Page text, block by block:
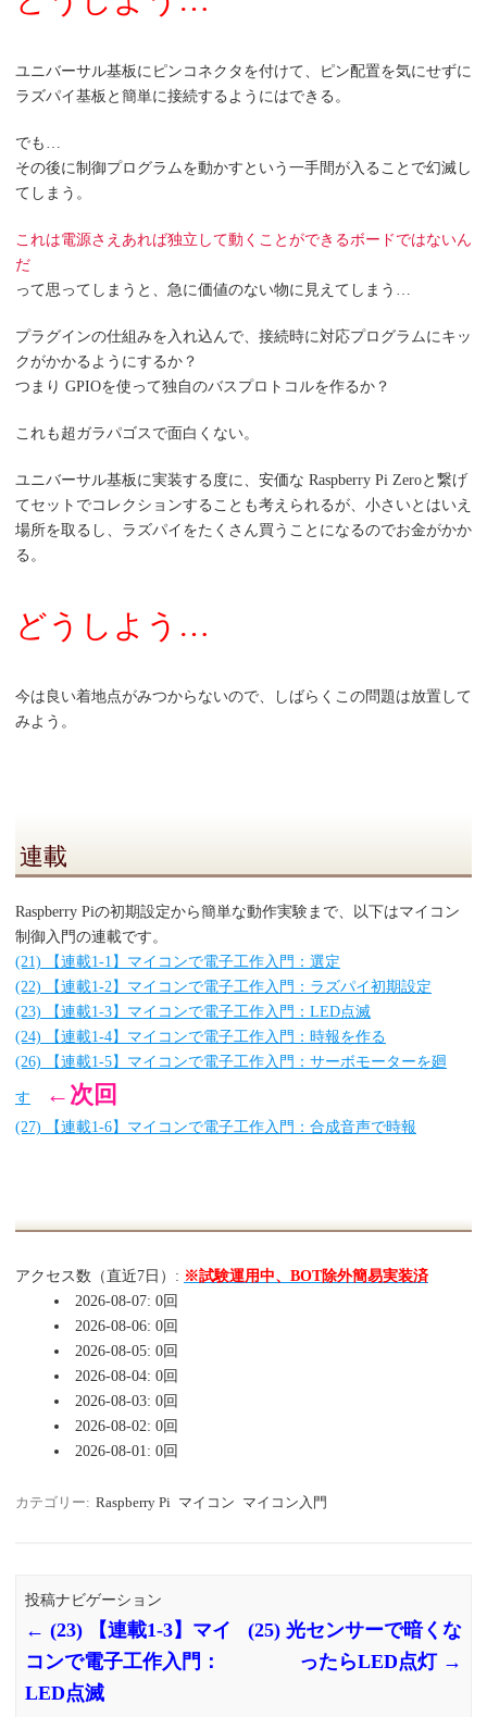
ユニバーサル基板にピンコネクタを付けて、ピン配置を気にせずに
ラズパイ基板と簡単に接続するようにはできる。
でも…
その後に制御プログラムを動かすという一手間が入ることで幻滅し
てしまう。
これは電源さえあれば独立して動くことができるボードではないん
だ
って思ってしまうと、急に価値のない物に見えてしまう…
プラグインの仕組みを入れ込んで、接続時に対応プログラムにキッ
クがかかるようにするか？
つまり GPIOを使って独自のバスプロトコルを作るか？
これも超ガラパゴスで面白くない。
ユニバーサル基板に実装する度に、安価な Raspberry Pi Zeroと繋げ
てセットでコレクションすることも考えられるが、小さいとはいえ
場所を取るし、ラズパイをたくさん買うことになるのでお金がかか
る。
どうしよう…
今は良い着地点がみつからないので、しばらくこの問題は放置して
みよう。
連載
Raspberry Piの初期設定から簡単な動作実験まで、以下はマイコン
制御入門の連載です。
(21) 【連載1-1】マイコンで電子工作入門：選定
(22) 【連載1-2】マイコンで電子工作入門：ラズパイ初期設定
(23) 【連載1-3】マイコンで電子工作入門：LED点滅
(24) 【連載1-4】マイコンで電子工作入門：時報を作る
(26) 【連載1-5】マイコンで電子工作入門：サーボモーターを廻
す ←次回
(27) 【連載1-6】マイコンで電子工作入門：合成音声で時報
アクセス数（直近7日）: ※試験運用中、BOT除外簡易実装済
2026-08-07: 0回
2026-08-06: 0回
2026-08-05: 0回
2026-08-04: 0回
2026-08-03: 0回
2026-08-02: 0回
2026-08-01: 0回
カテゴリー: Raspberry Pi マイコン マイコン入門
投稿ナビゲーション
← (23) 【連載1-3】マイ
コンで電子工作入門：
LED点滅
(25) 光センサーで暗くな
ったらLED点灯 →